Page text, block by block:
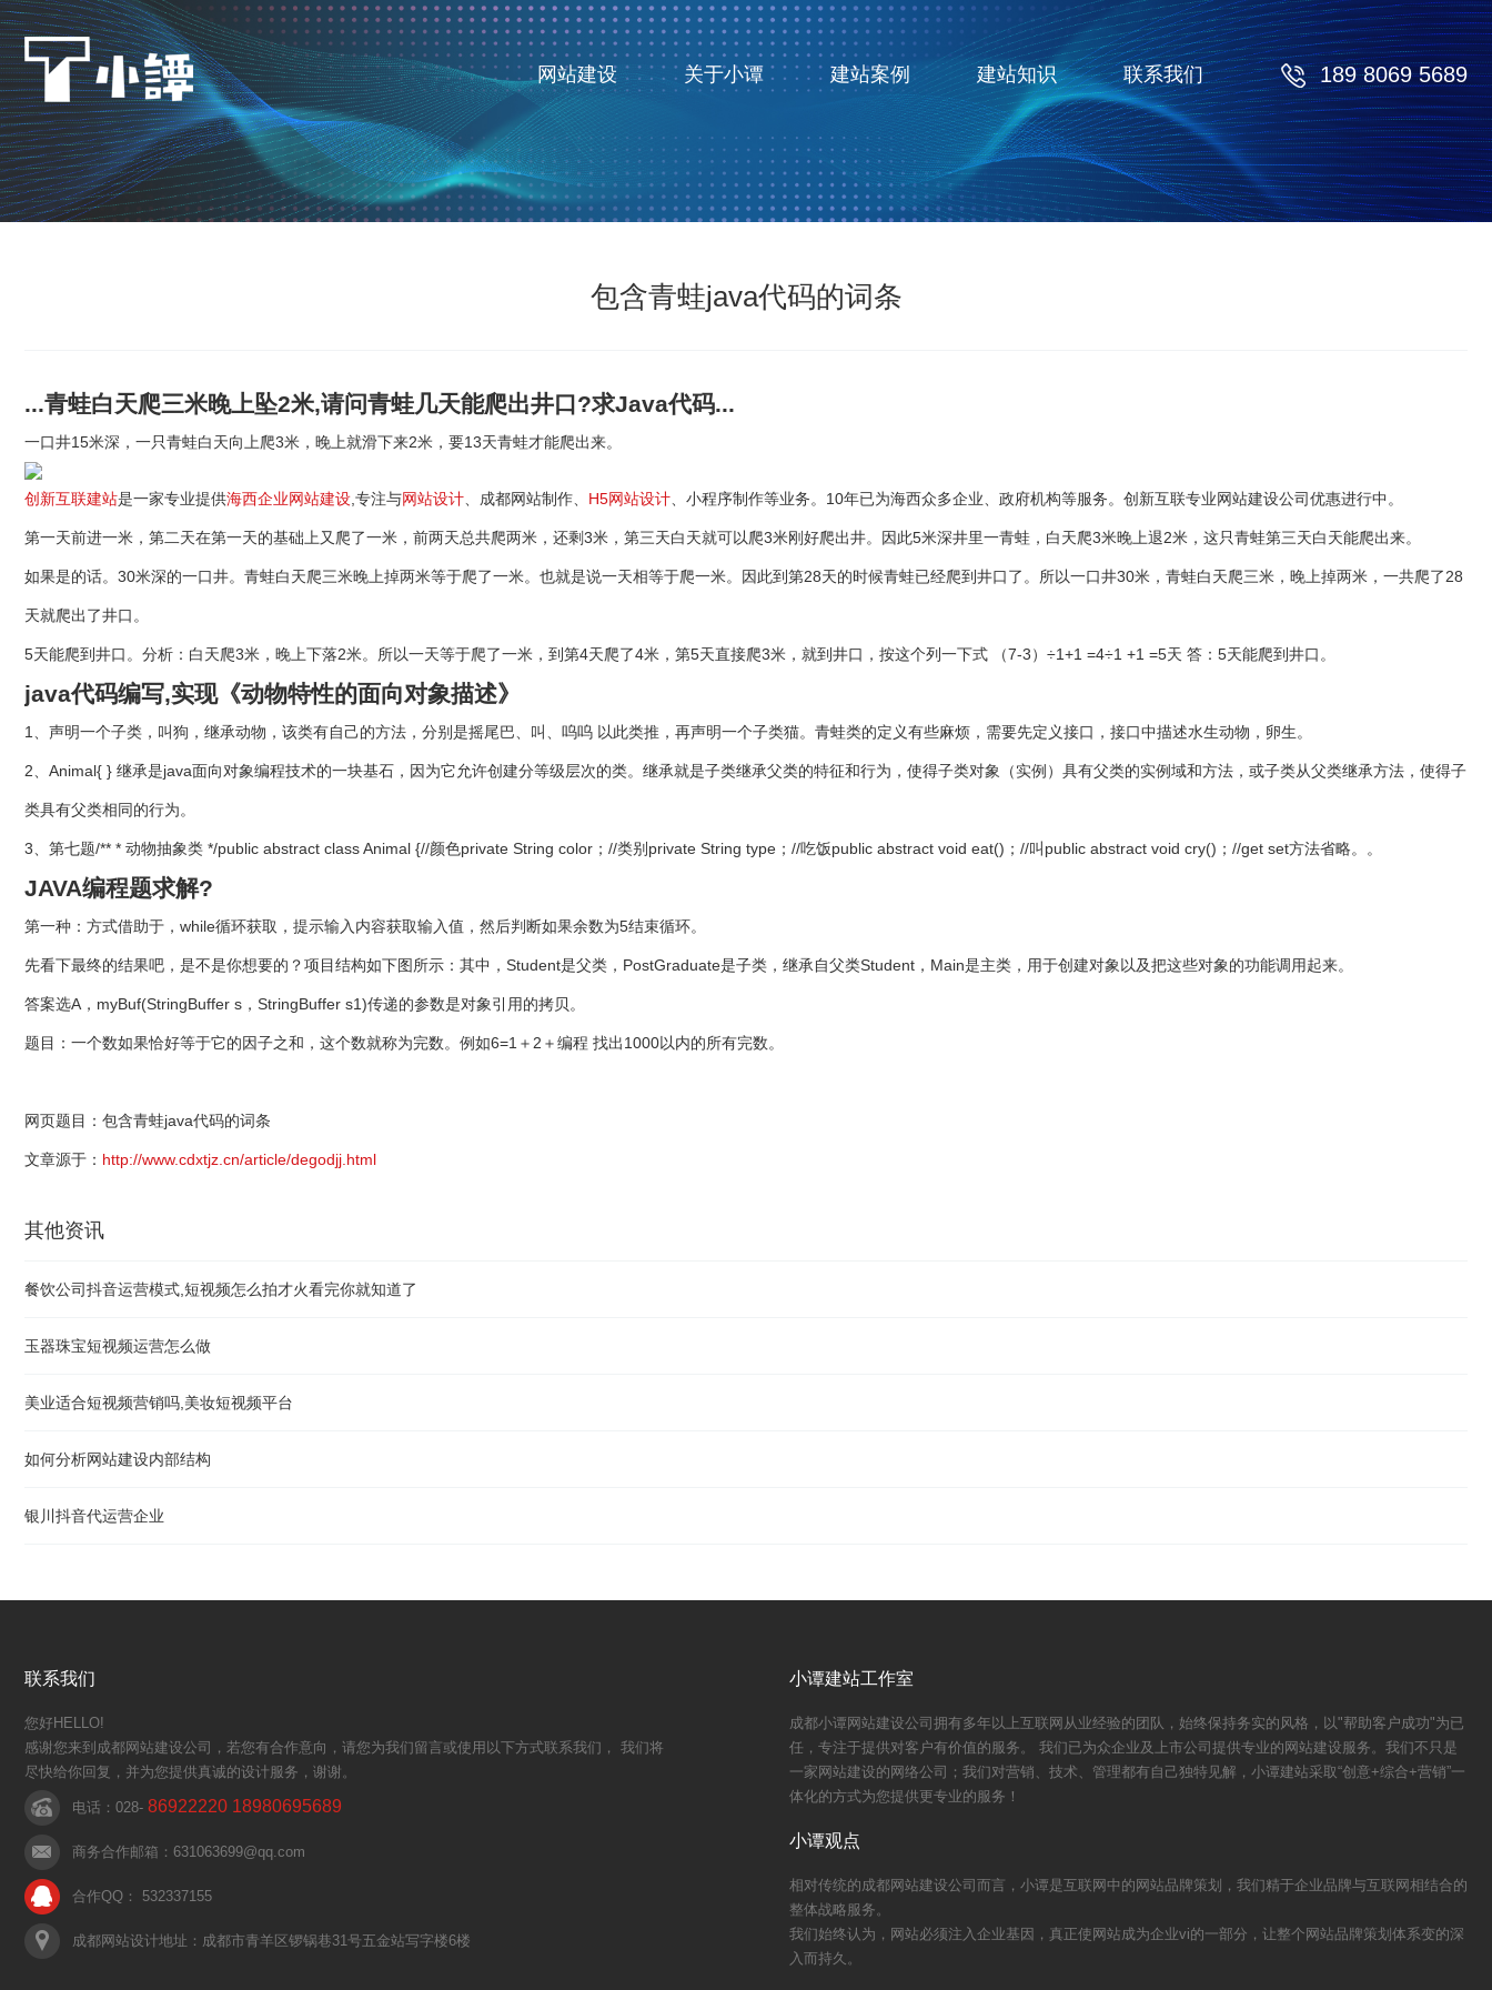
网站建设 关于小谭 建站案例 建站知识 联系我们 189 8069 5689
包含青蛙java代码的词条
...青蛙白天爬三米晚上坠2米,请问青蛙几天能爬出井口?求Java代码...
一口井15米深，一只青蛙白天向上爬3米，晚上就滑下来2米，要13天青蛙才能爬出来。
创新互联建站是一家专业提供海西企业网站建设 ,专注与网站设计 、成都网站制作、 H5网站设计 、小程序制作等业务。10年已为海西众多企业、政府机构等服务。创新互联专业网站建设公司优惠进行中。
第一天前进一米，第二天在第一天的基础上又爬了一米，前两天总共爬两米，还剩3米，第三天白天就可以爬3米刚好爬出井。因此5米深井里一青蛙，白天爬3米晚上退2米，这只青蛙第三天白天能爬出来。
如果是的话。30米深的一口井。青蛙白天爬三米晚上掉两米等于爬了一米。也就是说一天相等于爬一米。因此到第28天的时候青蛙已经爬到井口了。所以一口井30米，青蛙白天爬三米，晚上掉两米，一共爬了28
天就爬出了井口。
5天能爬到井口。分析：白天爬3米，晚上下落2米。所以一天等于爬了一米，到第4天爬了4米，第5天直接爬3米，就到井口，按这个列一下式 （7-3）÷1+1 =4÷1 +1 =5天 答：5天能爬到井口。
java代码编写,实现《动物特性的面向对象描述》
1、声明一个子类，叫狗，继承动物，该类有自己的方法，分别是摇尾巴、叫、呜呜 以此类推，再声明一个子类猫。青蛙类的定义有些麻烦，需要先定义接口，接口中描述水生动物，卵生。
2、Animal{ } 继承是java面向对象编程技术的一块基石，因为它允许创建分等级层次的类。继承就是子类继承父类的特征和行为，使得子类对象（实例）具有父类的实例域和方法，或子类从父类继承方法，使得子
类具有父类相同的行为。
3、第七题/** * 动物抽象类 */public abstract class Animal {//颜色private String color；//类别private String type；//吃饭public abstract void eat()；//叫public abstract void cry()；//get set方法省略。。
JAVA编程题求解?
第一种：方式借助于，while循环获取，提示输入内容获取输入值，然后判断如果余数为5结束循环。
先看下最终的结果吧，是不是你想要的？项目结构如下图所示：其中，Student是父类，PostGraduate是子类，继承自父类Student，Main是主类，用于创建对象以及把这些对象的功能调用起来。
答案选A，myBuf(StringBuffer s，StringBuffer s1)传递的参数是对象引用的拷贝。
题目：一个数如果恰好等于它的因子之和，这个数就称为完数。例如6=1＋2＋编程 找出1000以内的所有完数。
网页题目：包含青蛙java代码的词条
文章源于： http://www.cdxtjz.cn/article/degodjj.html
其他资讯
餐饮公司抖音运营模式,短视频怎么拍才火看完你就知道了
玉器珠宝短视频运营怎么做
美业适合短视频营销吗,美妆短视频平台
如何分析网站建设内部结构
银川抖音代运营企业
联系我们
您好HELLO!
感谢您来到成都网站建设公司，若您有合作意向，请您为我们留言或使用以下方式联系我们， 我们将
尽快给你回复，并为您提供真诚的设计服务，谢谢。
电话：028- 86922220 18980695689
商务合作邮箱：631063699@qq.com
合作QQ： 532337155
成都网站设计地址：成都市青羊区锣锅巷31号五金站写字楼6楼
小谭建站工作室
成都小谭网站建设公司拥有多年以上互联网从业经验的团队，始终保持务实的风格，以"帮助客户成功"为已
任，专注于提供对客户有价值的服务。 我们已为众企业及上市公司提供专业的网站建设服务。我们不只是
一家网站建设的网络公司；我们对营销、技术、管理都有自己独特见解，小谭建站采取“创意+综合+营销”一
体化的方式为您提供更专业的服务！
小谭观点
相对传统的成都网站建设公司而言，小谭是互联网中的网站品牌策划，我们精于企业品牌与互联网相结合的
整体战略服务。
我们始终认为，网站必须注入企业基因，真正使网站成为企业vi的一部分，让整个网站品牌策划体系变的深
入而持久。